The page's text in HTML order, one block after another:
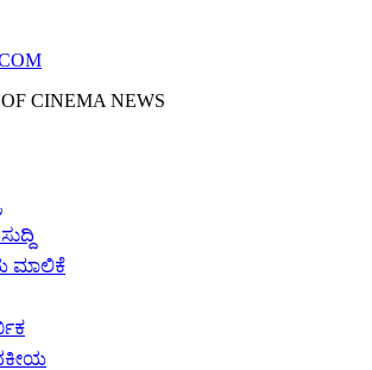
CINEMA NEWS
ಮಾಲಿಕೆ